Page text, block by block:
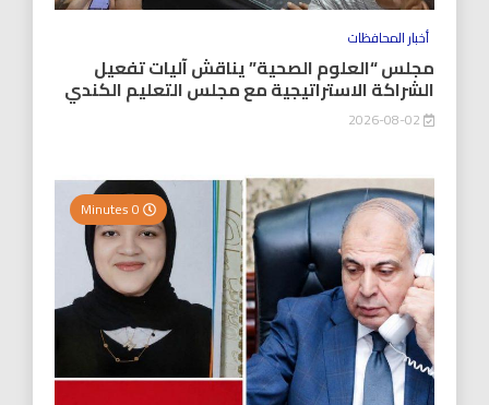
أخبار المحافظات
مجلس “العلوم الصحية” يناقش آليات تفعيل
الشراكة الاستراتيجية مع مجلس التعليم الكندي